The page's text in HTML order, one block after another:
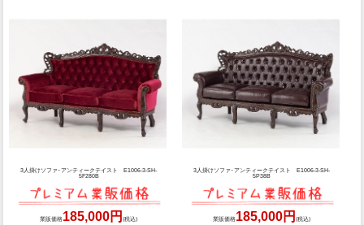
3人掛けソファ･アンティークテイスト E1006-3-SH-
5F280B
業販価格185,000円(税込)
3人掛けソファ･アンティークテイスト E1006-3-SH-
5P38B
業販価格185,000円 (税込)